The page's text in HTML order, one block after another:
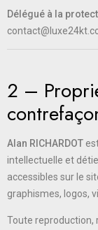
Délégué à la
2 –
Alan RICHARDOT
intellectuelle et
accessibles sur le
graphismes, logos,
Toute reproduction,